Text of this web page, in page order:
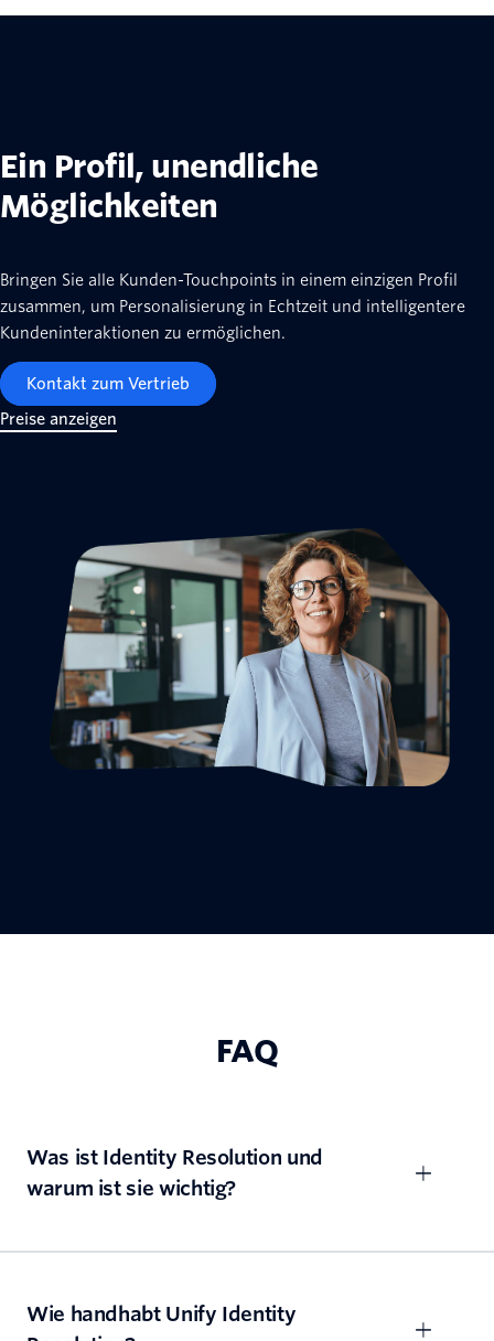
Ein Profil, unendliche
Möglichkeiten
Bringen Sie alle Kunden-Touchpoints in einem einzigen Profil
zusammen, um Personalisierung in Echtzeit und intelligentere
Kundeninteraktionen zu ermöglichen.
Kontakt zum Vertrieb
Preise anzeigen
FAQ
Was ist Identity Resolution und
warum ist sie wichtig?
Wie handhabt Unify Identity